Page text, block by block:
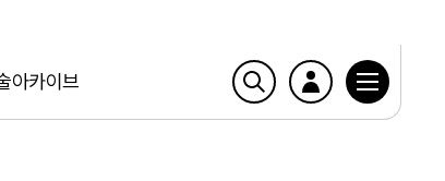
아카이브